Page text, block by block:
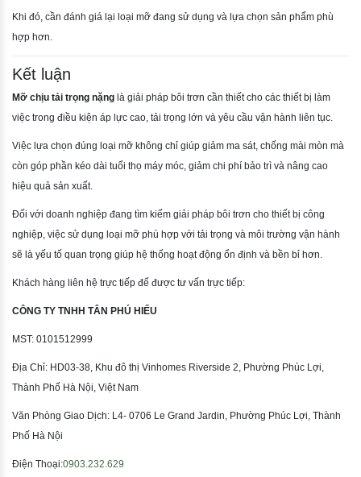
Khi đó, cần đánh giá lại loại mỡ đang sử dụng và lựa chọn sản phẩm phù
hợp hơn.
Kết luận
Mỡ chịu tải trọng nặng là giải pháp bôi trơn cần thiết cho các thiết bị làm
việc trong điều kiện áp lực cao, tải trọng lớn và yêu cầu vận hành liên tục.
Việc lựa chọn đúng loại mỡ không chỉ giúp giảm ma sát, chống mài mòn mà
còn góp phần kéo dài tuổi thọ máy móc, giảm chi phí bảo trì và nâng cao
hiệu quả sản xuất.
Đối với doanh nghiệp đang tìm kiếm giải pháp bôi trơn cho thiết bị công
nghiệp, việc sử dụng loại mỡ phù hợp với tải trọng và môi trường vận hành
sẽ là yếu tố quan trọng giúp hệ thống hoạt động ổn định và bền bỉ hơn.
Khách hàng liên hệ trực tiếp để được tư vấn trực tiếp:
CÔNG TY TNHH TÂN PHÚ HIẾU
MST: 0101512999
Địa Chỉ: HD03-38, Khu đô thị Vinhomes Riverside 2, Phường Phúc Lợi,
Thành Phố Hà Nội, Việt Nam
Văn Phòng Giao Dịch: L4- 0706 Le Grand Jardin, Phường Phúc Lợi, Thành
Phố Hà Nội
Điện Thoại:0903.232.629